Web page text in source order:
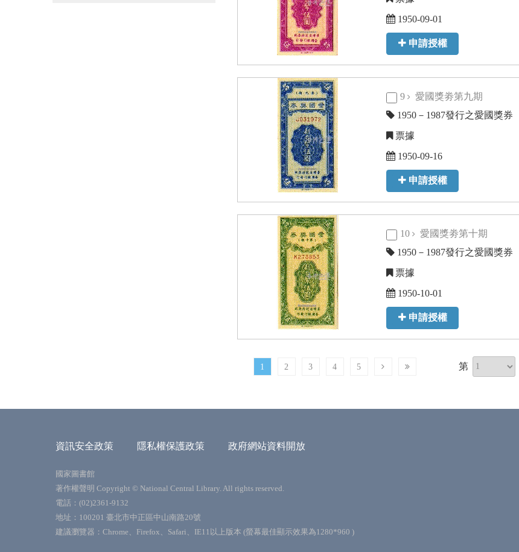
1950-09-01
申請授權
9
愛國獎劵第九期
1950－1987發行之愛國獎券
票據
1950-09-16
申請授權
10
愛國獎劵第十期
1950－1987發行之愛國獎券
票據
1950-10-01
申請授權
1 2 3 4 5 第
資訊安全政策 隱私權保護政策 政府網站資料開放
國家圖書館
著作權聲明 Copyright © National Central Library. All rights reserved.
電話：(02)2361-9132
地址：100201 臺北市中正區中山南路20號
建議瀏覽器：Chrome、Firefox、Safari、IE11以上版本 (螢幕最佳顯示效果為1280*960 )